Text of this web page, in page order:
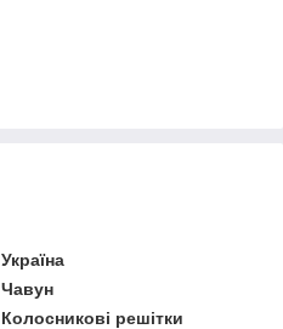
Україна
Чавун
Колосникові решітки